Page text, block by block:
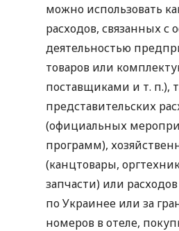
можно использовать
расходов, связанных с
деятельностью
товаров или
поставщиками и т. п.),
представительских
(официальных
программ),
(канцтовары,
запчасти) или
по Украинее или за
номеров в отеле,